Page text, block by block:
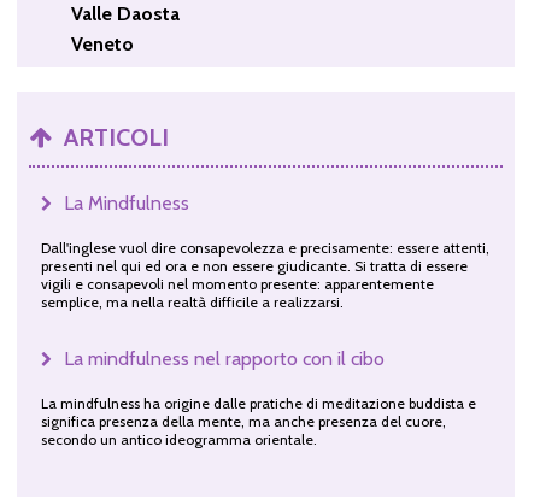
Valle Daosta
Veneto
ARTICOLI
La Mindfulness
Dall'inglese vuol dire consapevolezza e precisamente: essere attenti,
presenti nel qui ed ora e non essere giudicante. Si tratta di essere
vigili e consapevoli nel momento presente: apparentemente
semplice, ma nella realtà difficile a realizzarsi.
La mindfulness nel rapporto con il cibo
La mindfulness ha origine dalle pratiche di meditazione buddista e
significa presenza della mente, ma anche presenza del cuore,
secondo un antico ideogramma orientale.